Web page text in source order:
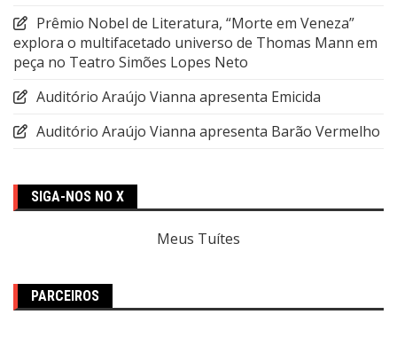
Prêmio Nobel de Literatura, “Morte em Veneza”
explora o multifacetado universo de Thomas Mann em
peça no Teatro Simões Lopes Neto
Auditório Araújo Vianna apresenta Emicida
Auditório Araújo Vianna apresenta Barão Vermelho
SIGA-NOS NO X
Meus Tuítes
PARCEIROS